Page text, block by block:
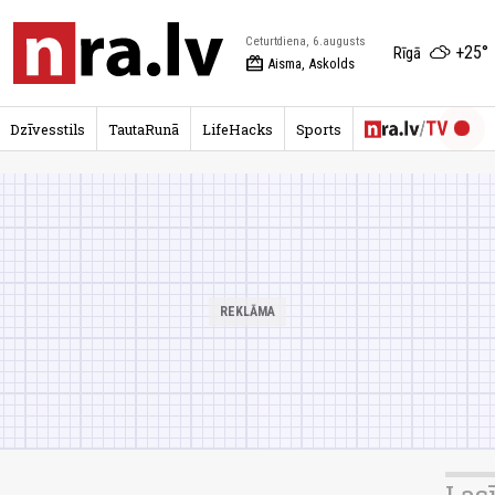
Ceturtdiena, 6.augusts
redeem Aisma, Askolds
Rīgā +25°
Dzīvesstils TautaRunā LifeHacks Sports